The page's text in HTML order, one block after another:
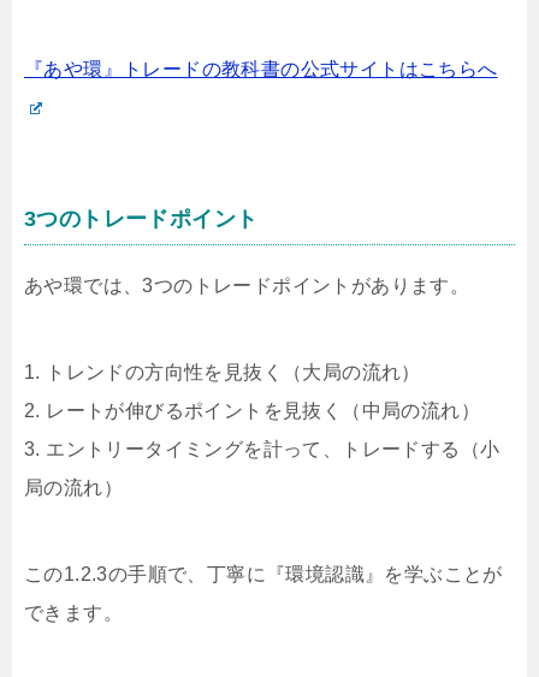
『あや環』トレードの教科書の公式サイトはこちらへ
3つのトレードポイント
あや環では、3つのトレードポイントがあります。
1. トレンドの方向性を見抜く（大局の流れ）
2. レートが伸びるポイントを見抜く（中局の流れ）
3. エントリータイミングを計って、トレードする（小
局の流れ）
この1.2.3の手順で、丁寧に『環境認識』を学ぶことが
できます。